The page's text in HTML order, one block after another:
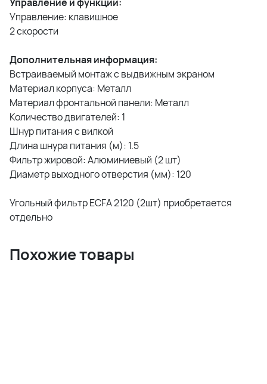
Управление и функции:
Управление: клавишное
2 скорости
Дополнительная информация:
Встраиваемый монтаж с выдвижным экраном
Материал корпуса: Металл
Материал фронтальной панели: Металл
Количество двигателей: 1
Шнур питания с вилкой
Длина шнура питания (м): 1.5
Фильтр жировой: Алюминиевый (2 шт)
Диаметр выходного отверстия (мм): 120
Угольный фильтр ECFA 2120 (2шт) приобретается
отдельно
Похожие товары